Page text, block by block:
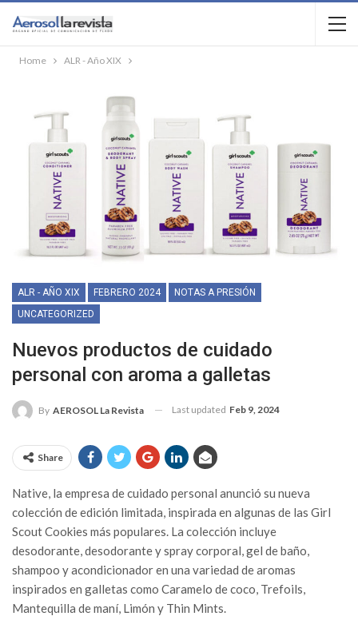
Home ALR - Año XIX
ALR - AÑO XIX FEBRERO 2024
NOTAS A PRESIÓN
UNCATEGORIZED
Nuevos productos de cuidado
personal con aroma a galletas
By AEROSOL La Revista Last updated Feb 9, 2024
Share
Native, la empresa de cuidado personal anunció su nueva
colección de edición limitada, inspirada en algunas de las Girl
Scout Cookies más populares. La colección incluye
desodorante, desodorante y spray corporal, gel de baño,
shampoo y acondicionador en una variedad de aromas
inspirados en galletas como Caramelo de coco, Trefoils,
Mantequilla de maní, Limón y Thin Mints.